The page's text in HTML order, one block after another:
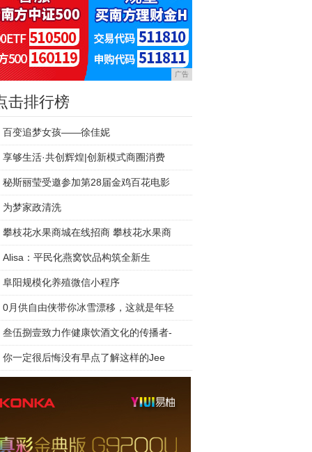
广告
击排行榜
百变追梦女孩——徐佳妮
享够生活·共创辉煌|创新模式商圈消费
秘斯丽莹受邀参加第28届金鸡百花电影
为梦家政清洗
攀枝花水果商城在线招商 攀枝花水果商
Alisa：平民化燕窝饮品构筑全新生
阜阳规模化养殖微信小程序
0月供自由侠带你冰雪漂移，这就是年轻
叁伍捌壹致力作健康饮酒文化的传播者-
你一定很后悔没有早点了解这样的Jee